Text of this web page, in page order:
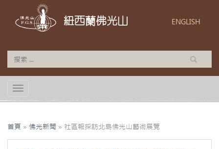
紐西蘭佛光山 ENGLISH
TOGGLE NAVIGATION
首頁 » 佛光新聞 » 社區報採訪北島佛光山藝術展覽